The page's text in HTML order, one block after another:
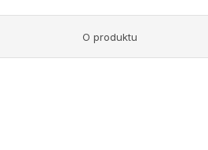
O produktu